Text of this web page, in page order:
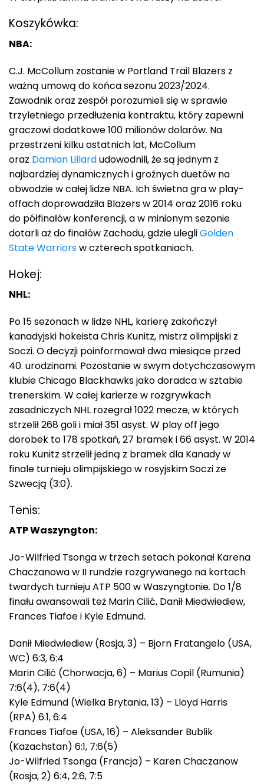
Koszykówka:
NBA:
C.J. McCollum zostanie w Portland Trail Blazers z
ważną umową do końca sezonu 2023/2024.
Zawodnik oraz zespół porozumieli się w sprawie
trzyletniego przedłużenia kontraktu, który zapewni
graczowi dodatkowe 100 milionów dolarów. Na
przestrzeni kilku ostatnich lat, McCollum
oraz Damian Lillardudowodnili, że są jednym z
najbardziej dynamicznych i groźnych duetów na
obwodzie w całej lidze NBA. Ich świetna gra w play-
offach doprowadziła Blazers w 2014 oraz 2016 roku
do półfinałów konferencji, a w minionym sezonie
dotarli aż do finałów Zachodu, gdzie ulegliGolden
State Warriorsw czterech spotkaniach.
Hokej:
NHL:
Po 15 sezonach w lidze NHL, karierę zakończył
kanadyjski hokeista Chris Kunitz, mistrz olimpijski z
Soczi. O decyzji poinformował dwa miesiące przed
40. urodzinami. Pozostanie w swym dotychczasowym
klubie Chicago Blackhawks jako doradca w sztabie
trenerskim. W całej karierze w rozgrywkach
zasadniczych NHL rozegrał 1022 mecze, w których
strzelił 268 goli i miał 351 asyst. W play off jego
dorobek to 178 spotkań, 27 bramek i 66 asyst. W 2014
roku Kunitz strzelił jedną z bramek dla Kanady w
finale turnieju olimpijskiego w rosyjskim Soczi ze
Szwecją (3:0).
Tenis:
ATP Waszyngton:
Jo-Wilfried Tsonga w trzech setach pokonał Karena
Chaczanowa w II rundzie rozgrywanego na kortach
twardych turnieju ATP 500 w Waszyngtonie. Do 1/8
finału awansowali też Marin Cilić, Danił Miedwiediew,
Frances Tiafoe i Kyle Edmund.
Danił Miedwiediew (Rosja, 3) – Bjorn Fratangelo (USA,
WC) 6:3, 6:4
Marin Cilić (Chorwacja, 6) – Marius Copil (Rumunia)
7:6(4), 7:6(4)
Kyle Edmund (Wielka Brytania, 13) – Lloyd Harris
(RPA) 6:1, 6:4
Frances Tiafoe (USA, 16) – Aleksander Bublik
(Kazachstan) 6:1, 7:6(5)
Jo-Wilfried Tsonga (Francja) – Karen Chaczanow
(Rosja, 2) 6:4, 2:6, 7:5